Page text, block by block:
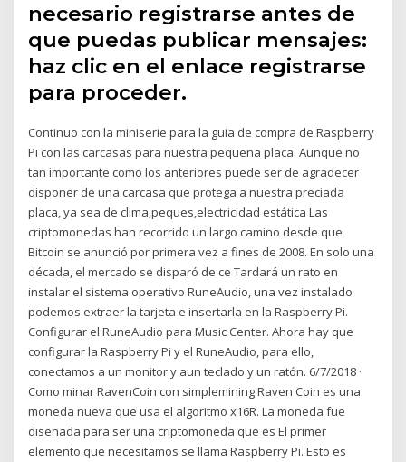
necesario registrarse antes de
que puedas publicar mensajes:
haz clic en el enlace registrarse
para proceder.
Continuo con la miniserie para la guia de compra de Raspberry
Pi con las carcasas para nuestra pequeña placa. Aunque no
tan importante como los anteriores puede ser de agradecer
disponer de una carcasa que protega a nuestra preciada
placa, ya sea de clima,peques,electricidad estática Las
criptomonedas han recorrido un largo camino desde que
Bitcoin se anunció por primera vez a fines de 2008. En solo una
década, el mercado se disparó de ce Tardará un rato en
instalar el sistema operativo RuneAudio, una vez instalado
podemos extraer la tarjeta e insertarla en la Raspberry Pi.
Configurar el RuneAudio para Music Center. Ahora hay que
configurar la Raspberry Pi y el RuneAudio, para ello,
conectamos a un monitor y aun teclado y un ratón. 6/7/2018 ·
Como minar RavenCoin con simplemining Raven Coin es una
moneda nueva que usa el algoritmo x16R. La moneda fue
diseñada para ser una criptomoneda que es El primer
elemento que necesitamos se llama Raspberry Pi. Esto es